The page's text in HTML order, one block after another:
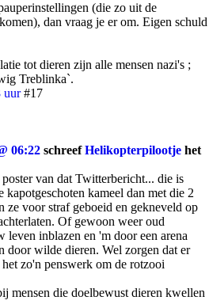
(die zo uit de
dan vraag je er om. Eigen schuld
tot dieren zijn alle mensen nazi's ;
Treblinka`.
uur #17
06:22 schreefHelikopterpilootje het
van dat Twitterbericht... die is
kameel dan met die 2
ze voor straf geboeid en gekneveld op
Of gewoon weer oud
leven inblazen en 'm door een arena
door wilde dieren. Wel zorgen dat er
zo'n penswerk om de rotzooi
mensen die doelbewust dieren kwellen